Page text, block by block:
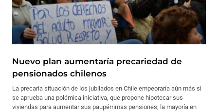
Nuevo plan aumentaría precariedad de
pensionados chilenos
La precaria situación de los jubilados en Chile empeoraría aún más si
se aprueba una polémica iniciativa, que propone hipotecar sus
viviendas para aumentar sus paupérrimas pensiones, la mayoría en